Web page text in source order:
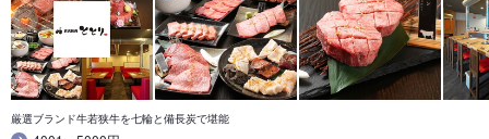
厳選ブランド牛若狭牛を七輪と備長炭で堪能